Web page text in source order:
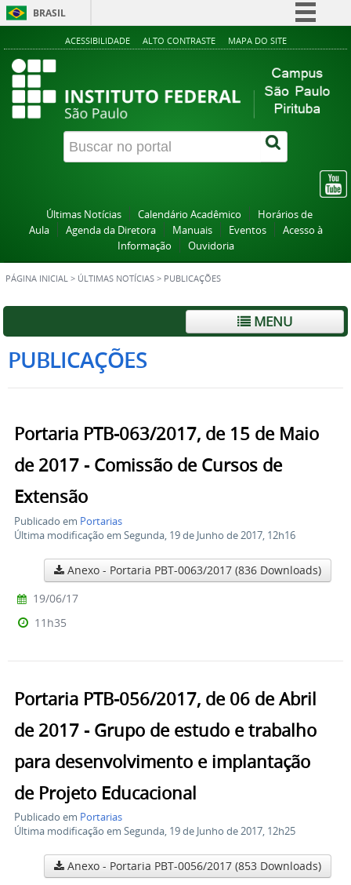
BRASIL
Simplifique!
Participe
Acesso à informação
Legislação
Canais
ACESSIBILIDADE ALTO CONTRASTE MAPA DO SITE
Últimas Notícias Calendário Acadêmico
Horários de
Aula
Agenda da Diretora Manuais Eventos
Acesso à
Informação
Ouvidoria
PÁGINA INICIAL > ÚLTIMAS NOTÍCIAS > PUBLICAÇÕES
MENU
PUBLICAÇÕES
Portaria PTB-063/2017, de 15 de Maio
de 2017 - Comissão de Cursos de
Extensão
Publicado em Portarias
Última modificação em Segunda, 19 de Junho de 2017, 12h16
Anexo - Portaria PBT-0063/2017 (836 Downloads)
19/06/17
11h35
Portaria PTB-056/2017, de 06 de Abril
de 2017 - Grupo de estudo e trabalho
para desenvolvimento e implantação
de Projeto Educacional
Publicado em Portarias
Última modificação em Segunda, 19 de Junho de 2017, 12h25
Anexo - Portaria PBT-0056/2017 (853 Downloads)